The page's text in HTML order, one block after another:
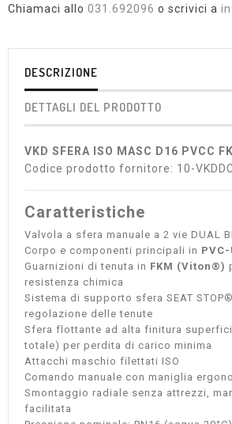
Chiamaci allo 031.692096 o scrivici a
DESCRIZIONE
DETTAGLI DEL PRODOTTO
VKD SFERA ISO MASC D16 PVCC
Codice prodotto fornitore: 10-
Caratteristiche
Valvola a sfera manuale a 2 vie DUAL
Corpo e componenti principali in PVC-
Guarnizioni di tenuta in FKM (Viton®)
resistenza chimica
Sistema di supporto sfera SEAT
regolazione delle tenute
Sfera flottante ad alta finitura
totale) per perdita di carico minima
Attacchi maschio filettati ISO
Comando manuale con maniglia
Smontaggio radiale senza attrezzi,
facilitata